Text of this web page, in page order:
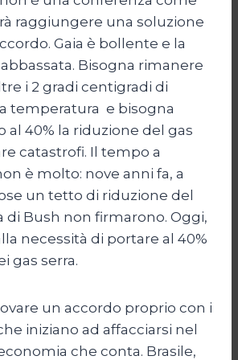
raggiungere una soluzione
Gaia è bollente e la
Bisogna rimanere
i 2 gradi centigradi di
temperatura e bisogna
al 40% la riduzione del gas
catastrofi. Il tempo a
è molto: nove anni fa, a
un tetto di riduzione del
di Bush non firmarono. Oggi,
necessità di portare al 40%
gas serra.
un accordo proprio con i
iniziano ad affacciarsi nel
che conta. Brasile,